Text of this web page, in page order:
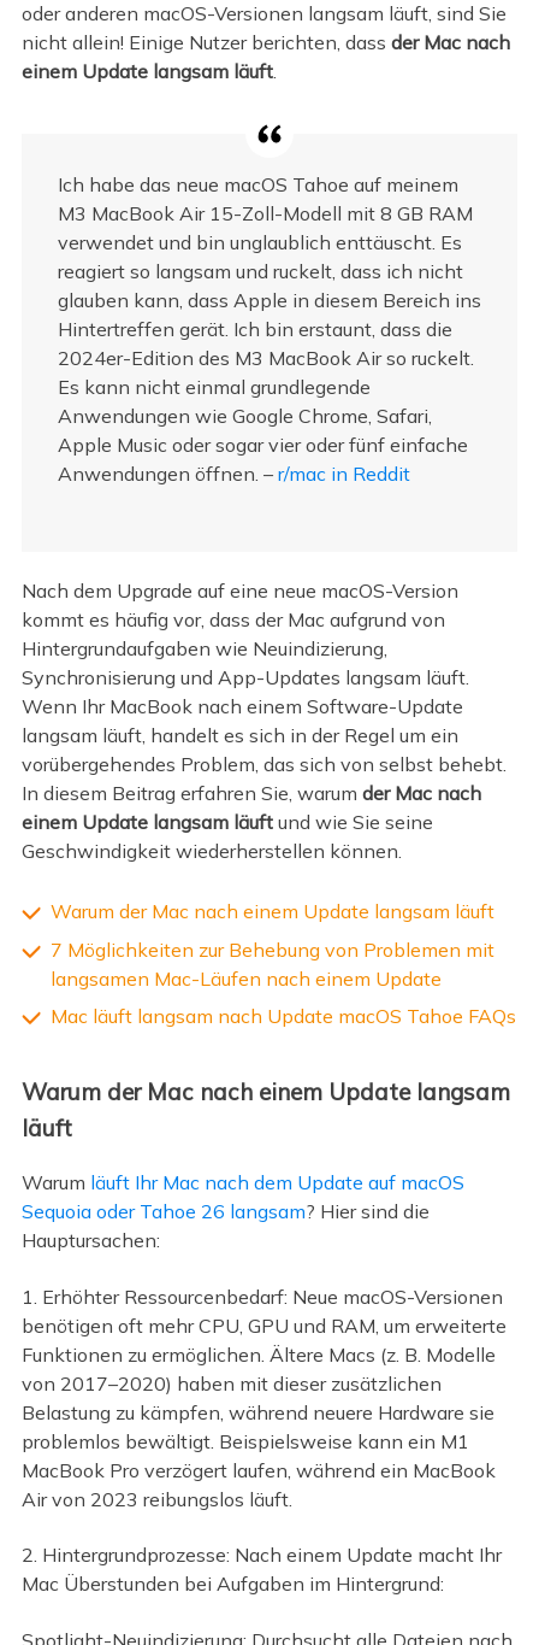
oder anderen macOS-Versionen langsam läuft, sind Sie
nicht allein! Einige Nutzer berichten, dass der Mac nach
einem Update langsam läuft.
Ich habe das neue macOS Tahoe auf meinem
M3 MacBook Air 15-Zoll-Modell mit 8 GB RAM
verwendet und bin unglaublich enttäuscht. Es
reagiert so langsam und ruckelt, dass ich nicht
glauben kann, dass Apple in diesem Bereich ins
Hintertreffen gerät. Ich bin erstaunt, dass die
2024er-Edition des M3 MacBook Air so ruckelt.
Es kann nicht einmal grundlegende
Anwendungen wie Google Chrome, Safari,
Apple Music oder sogar vier oder fünf einfache
Anwendungen öffnen. – r/mac in Reddit
Nach dem Upgrade auf eine neue macOS-Version
kommt es häufig vor, dass der Mac aufgrund von
Hintergrundaufgaben wie Neuindizierung,
Synchronisierung und App-Updates langsam läuft.
Wenn Ihr MacBook nach einem Software-Update
langsam läuft, handelt es sich in der Regel um ein
vorübergehendes Problem, das sich von selbst behebt.
In diesem Beitrag erfahren Sie, warum der Mac nach
einem Update langsam läuftund wie Sie seine
Geschwindigkeit wiederherstellen können.
Warum der Mac nach einem Update langsam läuft
7 Möglichkeiten zur Behebung von Problemen mit
langsamen Mac-Läufen nach einem Update
Mac läuft langsam nach Update macOS Tahoe FAQs
Warum der Mac nach einem Update langsam
läuft
Warum läuft Ihr Mac nach dem Update auf macOS
Sequoia oder Tahoe 26 langsam? Hier sind die
Hauptursachen:
1. Erhöhter Ressourcenbedarf: Neue macOS-Versionen
benötigen oft mehr CPU, GPU und RAM, um erweiterte
Funktionen zu ermöglichen. Ältere Macs (z. B. Modelle
von 2017–2020) haben mit dieser zusätzlichen
Belastung zu kämpfen, während neuere Hardware sie
problemlos bewältigt. Beispielsweise kann ein M1
MacBook Pro verzögert laufen, während ein MacBook
Air von 2023 reibungslos läuft.
2. Hintergrundprozesse: Nach einem Update macht Ihr
Mac Überstunden bei Aufgaben im Hintergrund:
Spotlight-Neuindizierung: Durchsucht alle Dateien nach